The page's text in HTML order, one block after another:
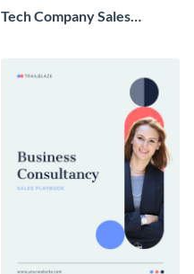
Tech Company Sales